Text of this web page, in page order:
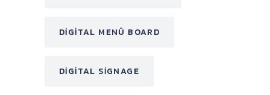
DIGITAL MENÜ BOARD
DIGITAL SIGNAGE